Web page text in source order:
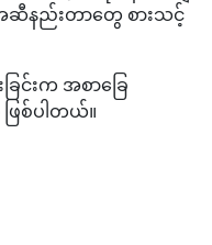
အဆီနည်းတာတွေ စားသင့်
ြင်းက အစာခြေ
ြစ်ပါတယ်။
ေးညီညွတ်သောအစားအစာမျ
ည်းပုံဥပဒေတွေကိုပြင်ဆင်ရန်ကြို